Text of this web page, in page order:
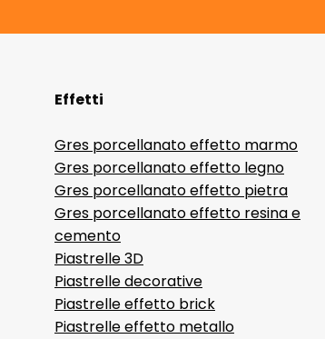
Effetti
Gres porcellanato effetto marmo
Gres porcellanato effetto legno
Gres porcellanato effetto pietra
Gres porcellanato effetto resina e
cemento
Piastrelle 3D
Piastrelle decorative
Piastrelle effetto brick
Piastrelle effetto metallo